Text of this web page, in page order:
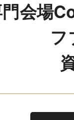
会場
フ